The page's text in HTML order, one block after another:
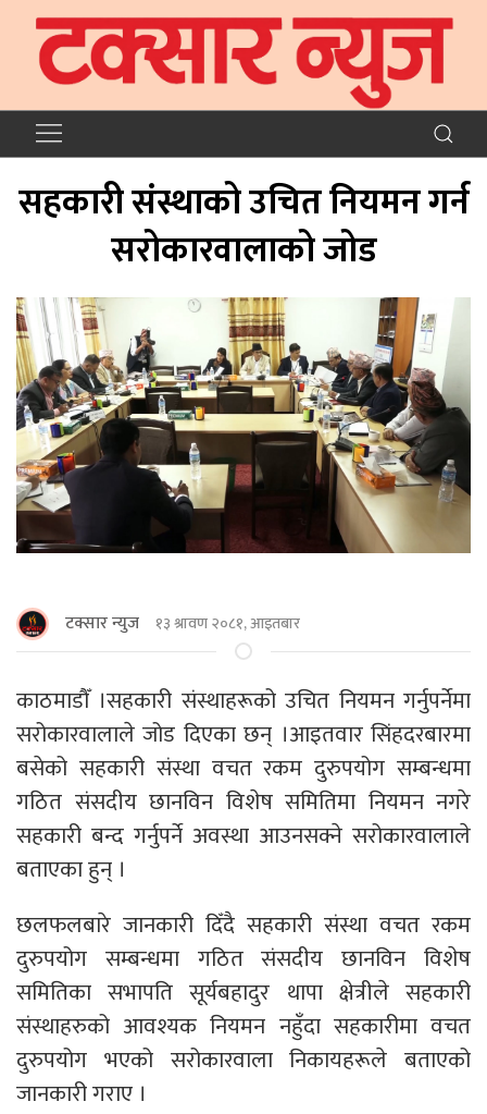
सहकारी संस्थाको उचित नियमन गर्न
सरोकारवालाको जोड
टक्सार न्युज १३ श्रावण २०८१, आइतबार
काठमाडाैँ ।सहकारी संस्थाहरूको उचित नियमन गर्नुपर्नेमा
सरोकारवालाले जोड दिएका छन् ।आइतवार सिंहदरबारमा
बसेको सहकारी संस्था वचत रकम दुरुपयोग सम्बन्धमा
गठित संसदीय छानविन विशेष समितिमा नियमन नगरे
सहकारी बन्द गर्नुपर्ने अवस्था आउनसक्ने सरोकारवालाले
बताएका हुन् ।
छलफलबारे जानकारी दिँदै सहकारी संस्था वचत रकम
दुरुपयोग सम्बन्धमा गठित संसदीय छानविन विशेष
समितिका सभापति सूर्यबहादुर थापा क्षेत्रीले सहकारी
संस्थाहरुको आवश्यक नियमन नहुँदा सहकारीमा वचत
दुरुपयोग भएको सरोकारवाला निकायहरूले बताएको
जानकारी गराए ।